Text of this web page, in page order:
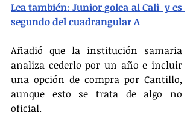
Lea también: Junior golea al Cali  y es
segundo del cuadrangular A
Añadió que la institución samaria
analiza cederlo por un año e incluir
una opción de compra por Cantillo,
aunque esto se trata de algo no
oficial.